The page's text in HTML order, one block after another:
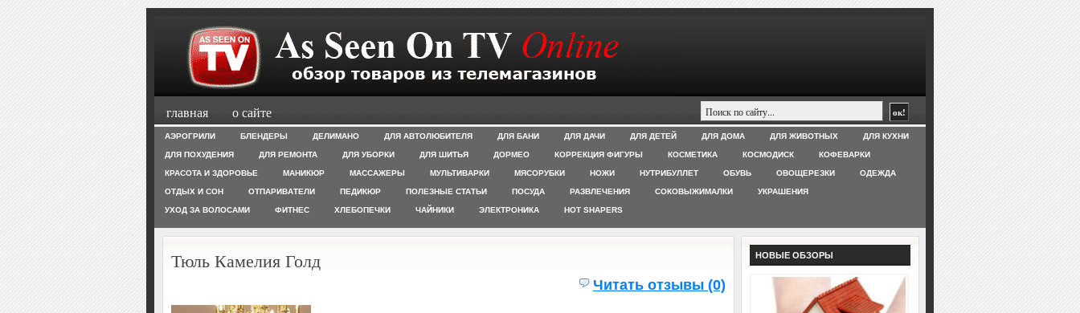
главная о сайте
АЭРОГРИЛИ БЛЕНДЕРЫ ДЕЛИМАНО ДЛЯ АВТОЛЮБИТЕЛЯ ДЛЯ БАНИ ДЛЯ ДАЧИ ДЛЯ ДЕТЕЙ ДЛЯ ДОМА ДЛЯ ЖИВОТНЫХ ДЛЯ КУХНИ
ДЛЯ ПОХУДЕНИЯ ДЛЯ РЕМОНТА ДЛЯ УБОРКИ ДЛЯ ШИТЬЯ ДОРМЕО КОРРЕКЦИЯ ФИГУРЫ КОСМЕТИКА КОСМОДИСК КОФЕВАРКИ
КРАСОТА И ЗДОРОВЬЕ МАНИКЮР МАССАЖЕРЫ МУЛЬТИВАРКИ МЯСОРУБКИ НОЖИ НУТРИБУЛЛЕТ ОБУВЬ ОВОЩЕРЕЗКИ ОДЕЖДА
ОТДЫХ И СОН ОТПАРИВАТЕЛИ ПЕДИКЮР ПОЛЕЗНЫЕ СТАТЬИ ПОСУДА РАЗВЛЕЧЕНИЯ СОКОВЫЖИМАЛКИ УКРАШЕНИЯ
УХОД ЗА ВОЛОСАМИ ФИТНЕС ХЛЕБОПЕЧКИ ЧАЙНИКИ ЭЛЕКТРОНИКА HOT SHAPERS
Тюль Камелия Голд
Читать отзывы (0)
НОВЫЕ ОБЗОРЫ